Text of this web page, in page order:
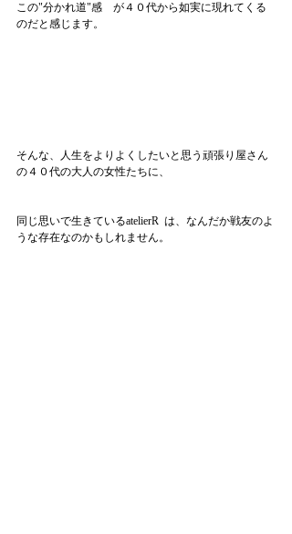
この"分かれ道"感　が４０代から如実に現れてくる
のだと感じます。
そんな、人生をよりよくしたいと思う頑張り屋さん
の４０代の大人の女性たちに、
同じ思いで生きているatelierR  は、なんだか戦友のよ
うな存在なのかもしれません。